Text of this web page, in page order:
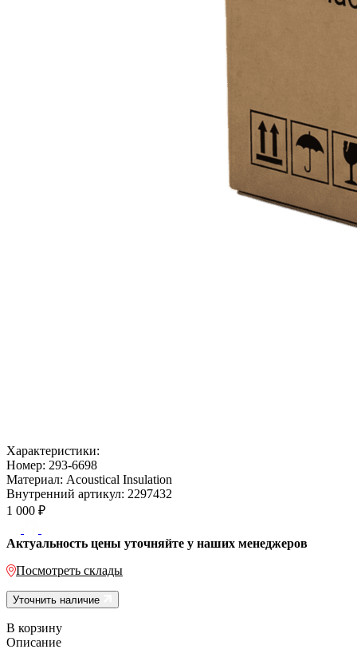
Характеристики:
Номер: 293-6698
Материал: Acoustical Insulation
Внутренний артикул: 2297432
1 000 ₽
Актуальность цены уточняйте у наших менеджеров
Посмотреть склады
Уточнить наличие
В корзину
Описание